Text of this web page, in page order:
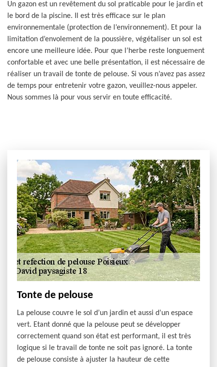
Un gazon est un revêtement du sol praticable pour le jardin et
le bord de la piscine. Il est très efficace sur le plan
environnementale (protection de l’environnement). Et pour la
limitation d’envolement de la poussière, végétaliser un sol est
encore une meilleure idée. Pour que l’herbe reste longuement
confortable et avec une belle présentation, il est nécessaire de
réaliser un travail de tonte de pelouse. Si vous n’avez pas assez
de temps pour entretenir votre gazon, veuillez-nous appeler.
Nous sommes là pour vous servir en toute efficacité.
Tonte de pelouse
La pelouse couvre le sol d’un jardin et aussi d’un espace
vert. Etant donné que la pelouse peut se développer
correctement quand son état est performant, il est très
logique si le travail de tonte ne soit pas ignoré. La tonte
de pelouse consiste à ajuster la hauteur de cette